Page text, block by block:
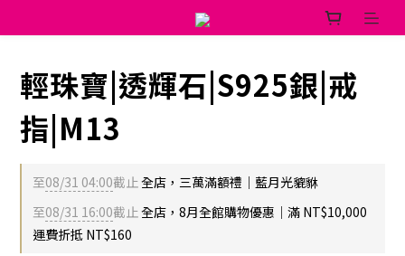
輕珠寶|透輝石|S925銀|戒
指|M13
至08/31 04:00截止全店，三萬滿額禮｜藍月光貔貅
至08/31 16:00截止全店，8月全館購物優惠｜滿 NT$10,000
運費折抵 NT$160